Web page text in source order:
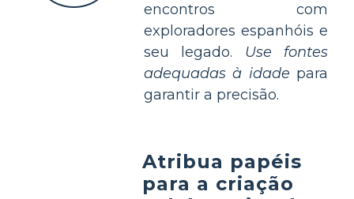
encontros com
exploradores espanhóis e
seu legado. Use fontes
adequadas à idade para
garantir a precisão.
Atribua papéis
para a criação